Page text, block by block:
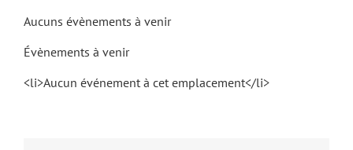
Aucuns évènements à venir
Évènements à venir
<li>Aucun événement à cet emplacement</li>